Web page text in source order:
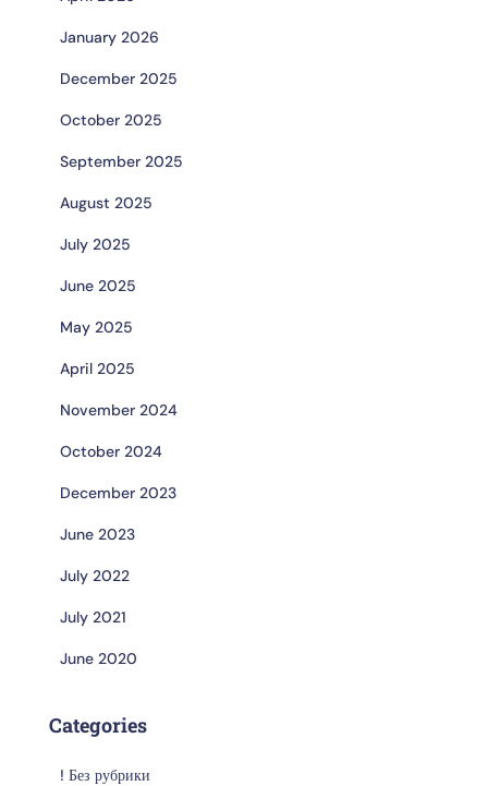
January 2026
December 2025
October 2025
September 2025
August 2025
July 2025
June 2025
May 2025
April 2025
November 2024
October 2024
December 2023
June 2023
July 2022
July 2021
June 2020
Categories
! Без рубрики